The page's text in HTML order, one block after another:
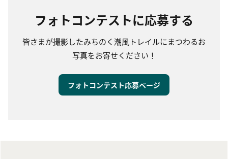
フォトコンテストに応募する
皆さまが撮影したみちのく潮風トレイルにまつわるお
写真をお寄せください！
フォトコンテスト応募ページ